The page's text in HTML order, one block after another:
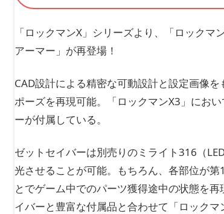
「ロックマンX」シリーズより、「ロック
アーマー」が再登場！
CAD設計による精密な可動設計と設定画像
ポーズを再現可能。「ロックマンX3」にお
ーが付属している。
ゼットセイバーは別売りのミライト316（
光させることが可能。もちろん、各部位が
とでゲーム中でのパーツ獲得途中の状態を
イバーと豊富な付属品と合わせて「ロックマ